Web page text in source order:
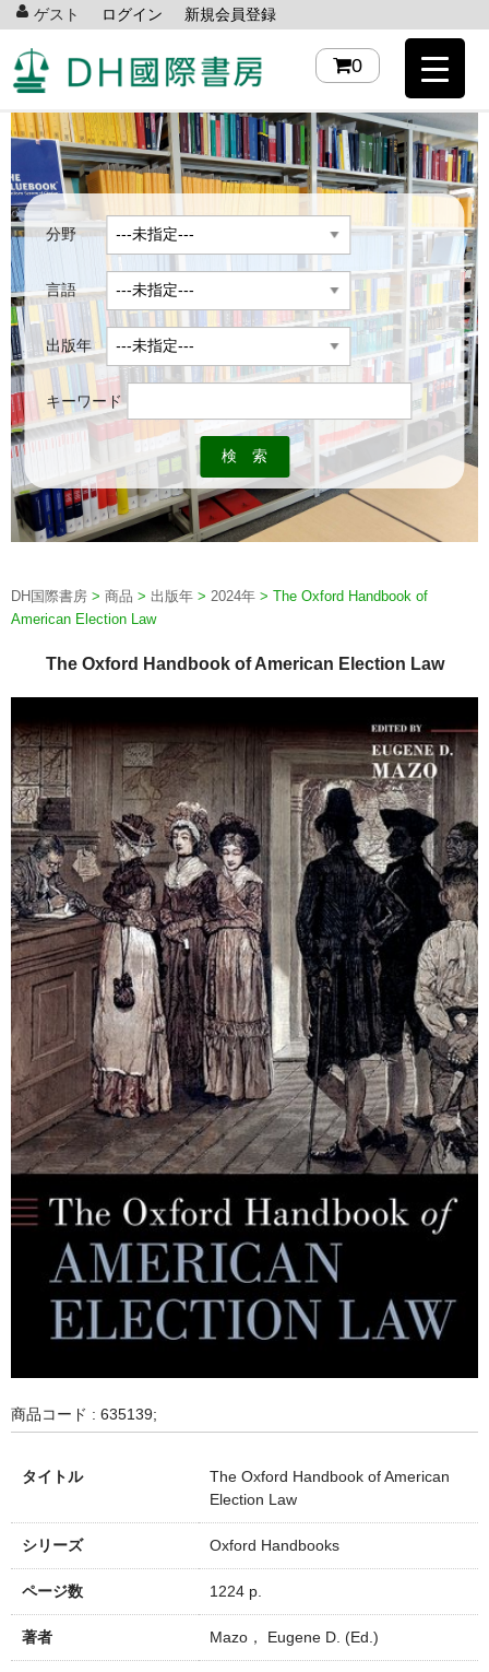
ゲスト ログイン 新規会員登録
0
分野
言語
出版年
キーワード
DH国際書房 > 商品 > 出版年 > 2024年 > The Oxford Handbook of
American Election Law
The Oxford Handbook of American Election Law
商品コード : 635139;
タイトル
The Oxford Handbook of American
Election Law
シリーズ Oxford Handbooks
ページ数 1224 p.
著者 Mazo， Eugene D. (Ed.)